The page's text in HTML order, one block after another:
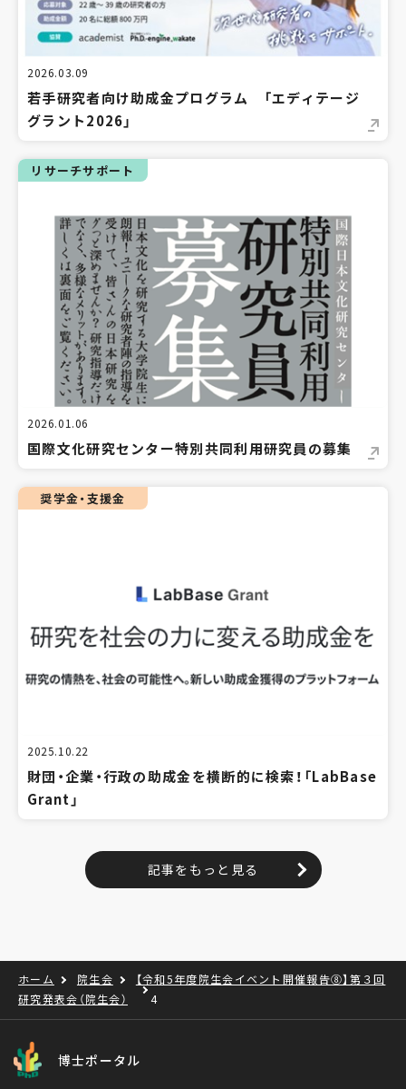
2026.03.09
若手研究者向け助成金プログラム 「エディテージ
グラント2026」
リサーチサポート
2026.01.06
国際文化研究センター特別共同利用研究員の募集
奨学金・支援金
2025.10.22
財団・企業・行政の助成金を横断的に検索！「LabBase
Grant」
記事をもっと見る
ホーム 院生会
【令和5年度院生会イベント開催報告⑧】第３回
研究発表会（院生会）
4
博士ポータル